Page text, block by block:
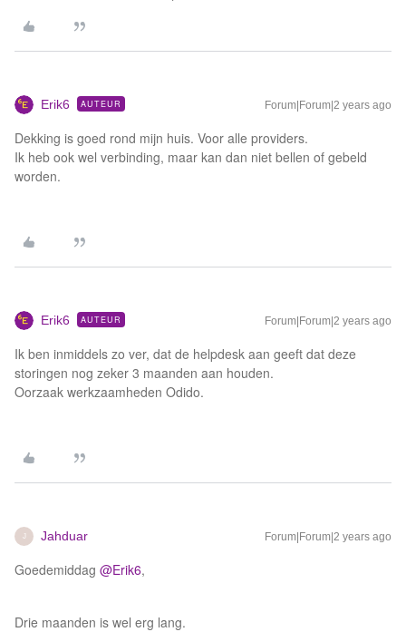
Erik6 AUTEUR Forum|Forum|2 years ago
Dekking is goed rond mijn huis. Voor alle providers.
Ik heb ook wel verbinding, maar kan dan niet bellen of gebeld
worden.
Erik6 AUTEUR Forum|Forum|2 years ago
Ik ben inmiddels zo ver, dat de helpdesk aan geeft dat deze
storingen nog zeker 3 maanden aan houden.
Oorzaak werkzaamheden Odido.
J Jahduar Forum|Forum|2 years ago
Goedemiddag @Erik6,
Drie maanden is wel erg lang.